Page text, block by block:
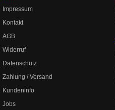
Impressum
Kontakt
AGB
Widerruf
Datenschutz
Zahlung / Versand
Kundeninfo
Jobs